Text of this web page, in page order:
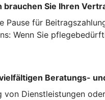
brauchen Sie Ihren
Pause für
Wenn Sie
Beratungs-
Dienstleistungen